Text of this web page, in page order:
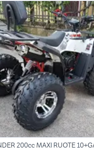
200cc MAXI RUOTE